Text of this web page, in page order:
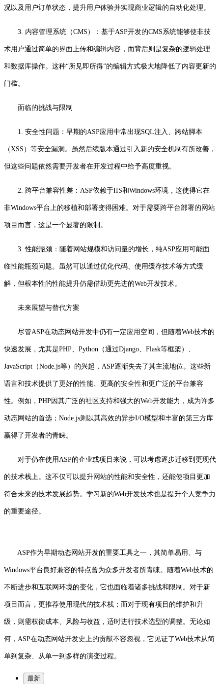
况以及用户订单状态，提升用户体验并实现商业逻辑的自动化处理。
3. 内容管理系统（CMS）：基于ASP开发的CMS系统能够使非技
术用户通过简单的界面上传和编辑内容，而背后则是复杂的逻辑处理
和数据库操作。这种“所见即所得”的编辑方式极大地降低了内容更新的
门槛。
面临的挑战与限制
1. 安全性问题：早期的ASP应用中常出现SQL注入、跨站脚本
（XSS）等安全漏洞。虽然后续版本通过引入新的安全机制有所改善，
但这些问题依然需要开发者在开发过程中给予高度重视。
2. 跨平台兼容性差：ASP依赖于IIS和Windows环境，这使得它在
非Windows平台上的移植和部署变得困难。对于需要跨平台部署的网站
项目而言，这是一个显著的限制。
3. 性能瓶颈：随着网站规模和访问量的增长，纯ASP应用可能面
临性能瓶颈问题。虽然可以通过优化代码、使用缓存技术等方式缓
解，但根本性的性能提升仍需借助更先进的Web开发技术。
未来展望与替代方案
尽管ASP在动态网站开发中仍有一定应用空间，但随着Web技术的
快速发展，尤其是PHP、Python（通过Django、Flask等框架）、
JavaScript（Node.js等）的兴起，ASP逐渐失去了其主流地位。这些新
语言和技术提供了更好的性能、更高的安全性和更广泛的平台兼容
性。例如，PHP因其广泛的社区支持和强大的Web开发能力，成为许多
动态网站的首选；Node.js则以其高效的异步I/O模型和丰富的第三方库
赢得了开发者的青睐。
对于仍在使用ASP的企业或项目来说，可以考虑逐步迁移到更现代
的技术栈上。这不仅可以提升网站的性能和安全性，还能使项目更加
符合未来的技术发展趋势。学习新的Web开发技术也是提升个人竞争力
的重要途径。
ASP作为早期动态网站开发的重要工具之一，其简单易用、与
Windows平台良好兼容的特点曾为众多开发者所青睐。随着Web技术的
不断进步和互联网环境的变化，它也面临着诸多挑战和限制。对于新
项目而言，更推荐使用现代的技术栈；而对于现有项目的维护和升
级，则需权衡成本、风险与收益，适时进行技术选型的调整。无论如
何，ASP在动态网站开发史上的贡献不容忽视，它见证了Web技术从简
单到复杂、从单一到多样的演变过程。
最新